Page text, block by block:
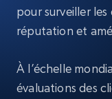
pour surveiller
réputation et
À l’échelle
évaluations des